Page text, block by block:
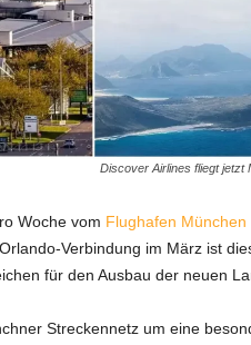
Discover Airlines fliegt jetzt
Woche vom Flughafen München
Verbindung im März ist
für den Ausbau der neuen
Streckennetz um eine